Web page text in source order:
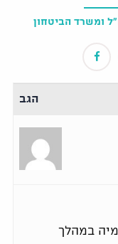
ומשרד הביטחון
הגב
במהלך